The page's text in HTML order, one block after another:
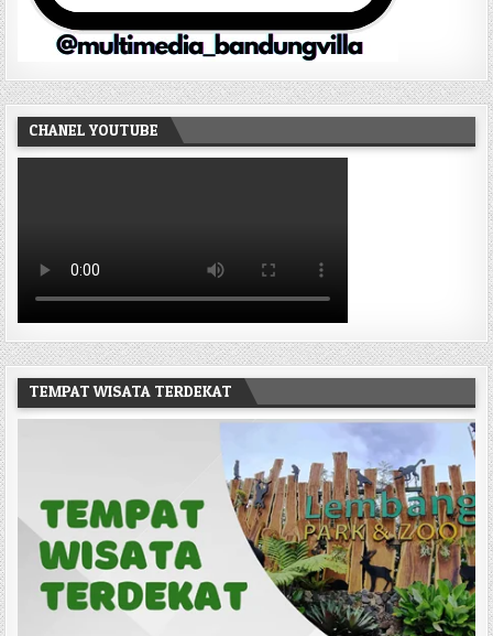
CHANEL YOUTUBE
TEMPAT WISATA TERDEKAT